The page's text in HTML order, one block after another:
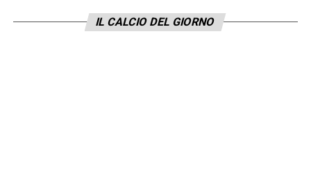
IL CALCIO DEL GIORNO